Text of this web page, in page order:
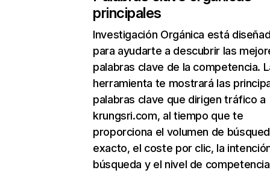
principales
Investigación Orgánica está
para ayudarte a descubrir las
palabras clave de la competencia.
herramienta te mostrará las
palabras clave que dirigen tráfico a
krungsri.com, al tiempo que te
proporciona el volumen de
exacto, el coste por clic, la
búsqueda y el nivel de